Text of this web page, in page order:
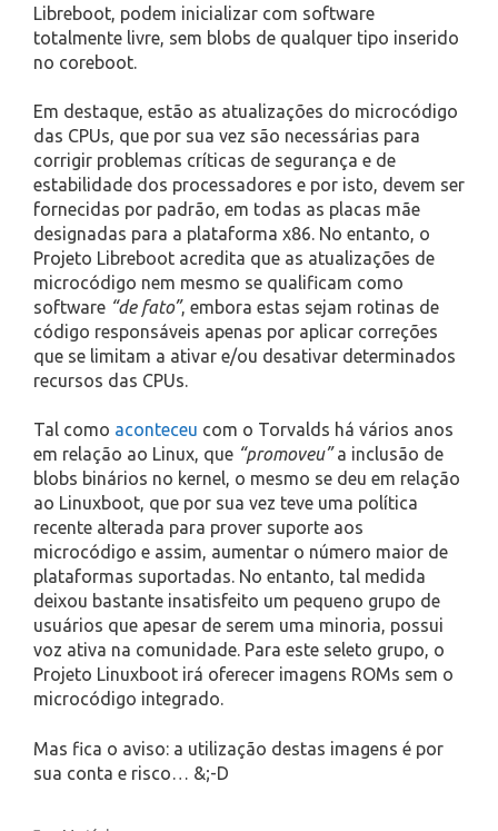
Libreboot, podem inicializar com software
totalmente livre, sem blobs de qualquer tipo inserido
no coreboot.
Em destaque, estão as atualizações do microcódigo
das CPUs, que por sua vez são necessárias para
corrigir problemas críticas de segurança e de
estabilidade dos processadores e por isto, devem ser
fornecidas por padrão, em todas as placas mãe
designadas para a plataforma x86. No entanto, o
Projeto Libreboot acredita que as atualizações de
microcódigo nem mesmo se qualificam como
software “de fato”, embora estas sejam rotinas de
código responsáveis apenas por aplicar correções
que se limitam a ativar e/ou desativar determinados
recursos das CPUs.
Tal como aconteceu com o Torvalds há vários anos
em relação ao Linux, que “promoveu”a inclusão de
blobs binários no kernel, o mesmo se deu em relação
ao Linuxboot, que por sua vez teve uma política
recente alterada para prover suporte aos
microcódigo e assim, aumentar o número maior de
plataformas suportadas. No entanto, tal medida
deixou bastante insatisfeito um pequeno grupo de
usuários que apesar de serem uma minoria, possui
voz ativa na comunidade. Para este seleto grupo, o
Projeto Linuxboot irá oferecer imagens ROMs sem o
microcódigo integrado.
Mas fica o aviso: a utilização destas imagens é por
sua conta e risco… &;-D